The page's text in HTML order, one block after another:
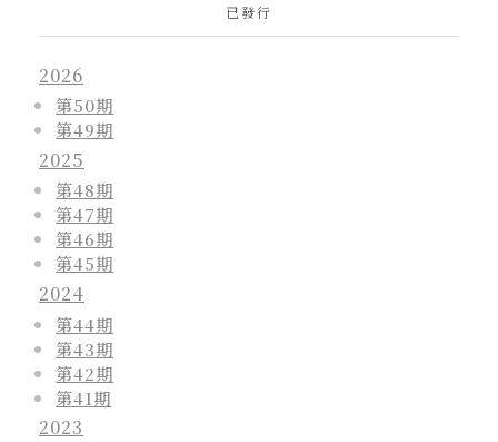
已發行
2026
第50期
第49期
2025
第48期
第47期
第46期
第45期
2024
第44期
第43期
第42期
第41期
2023